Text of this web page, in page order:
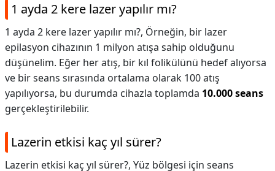
1 ayda 2 kere lazer yapılır mı?
1 ayda 2 kere lazer yapılır mı?, Örneğin, bir lazer
epilasyon cihazının 1 milyon atışa sahip olduğunu
düşünelim. Eğer her atış, bir kıl folikülünü hedef alıyorsa
ve bir seans sırasında ortalama olarak 100 atış
yapılıyorsa, bu durumda cihazla toplamda 10.000 seans
gerçekleştirilebilir.
Lazerin etkisi kaç yıl sürer?
Lazerin etkisi kaç yıl sürer?, Yüz bölgesi için seans